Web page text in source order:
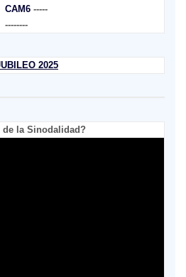
CAM6-----
--------
2025
de la Sinodalidad?